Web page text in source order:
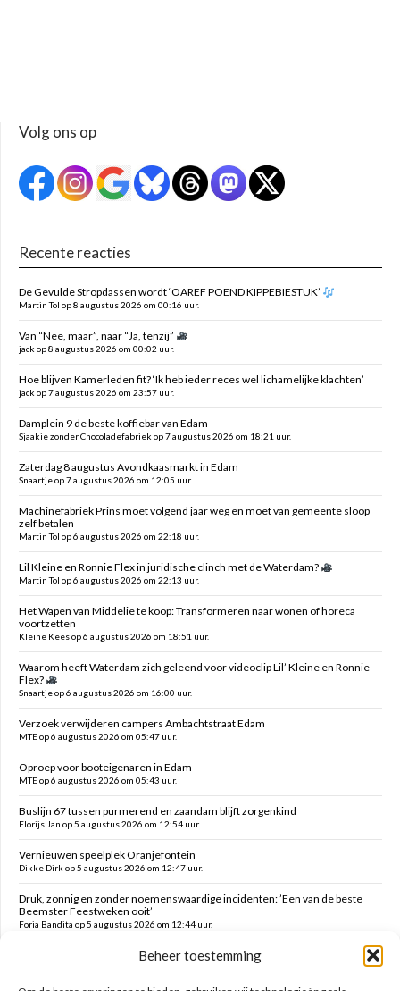
Beheer toestemming
Volg ons op
Recente reacties
De Gevulde Stropdassen wordt ‘OAREF POEND KIPPEBIESTUK’
Martin Tol op 8 augustus 2026 om 00:16 uur.
Van “Nee, maar”, naar “Ja, tenzij”
jack op 8 augustus 2026 om 00:02 uur.
Hoe blijven Kamerleden fit? ‘Ik heb ieder reces wel lichamelijke klachten’
jack op 7 augustus 2026 om 23:57 uur.
Damplein 9 de beste koffiebar van Edam
Sjaakie zonder Chocoladefabriek op 7 augustus 2026 om 18:21 uur.
Zaterdag 8 augustus Avondkaasmarkt in Edam
Snaartje op 7 augustus 2026 om 12:05 uur.
Machinefabriek Prins moet volgend jaar weg en moet van gemeente sloop
zelf betalen
Martin Tol op 6 augustus 2026 om 22:18 uur.
Lil Kleine en Ronnie Flex in juridische clinch met de Waterdam?
Martin Tol op 6 augustus 2026 om 22:13 uur.
Het Wapen van Middelie te koop: Transformeren naar wonen of horeca
voortzetten
Kleine Kees op 6 augustus 2026 om 18:51 uur.
Waarom heeft Waterdam zich geleend voor videoclip Lil’ Kleine en Ronnie
Flex?
Snaartje op 6 augustus 2026 om 16:00 uur.
Verzoek verwijderen campers Ambachtstraat Edam
MTE op 6 augustus 2026 om 05:47 uur.
Oproep voor booteigenaren in Edam
MTE op 6 augustus 2026 om 05:43 uur.
Buslijn 67 tussen purmerend en zaandam blijft zorgenkind
Florijs Jan op 5 augustus 2026 om 12:54 uur.
Vernieuwen speelplek Oranjefontein
Dikke Dirk op 5 augustus 2026 om 12:47 uur.
Druk, zonnig en zonder noemenswaardige incidenten: ’Een van de beste
Beemster Feestweken ooit’
Foria Bandita op 5 augustus 2026 om 12:44 uur.
Feesten tot in de late uurtjes en daarna vanmorgen met milde kater o.a.
hekken kaaltrekken, doeken vouwen en terrein schoonmaken